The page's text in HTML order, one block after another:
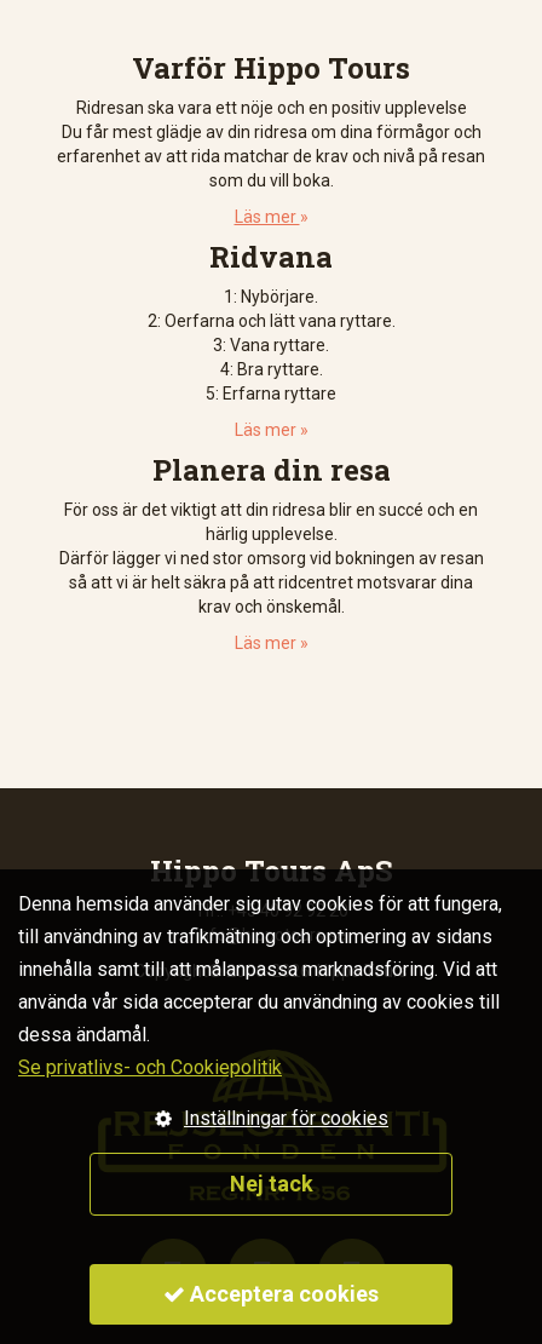
Varför Hippo Tours
Ridresan ska vara ett nöje och en positiv upplevelse
Du får mest glädje av din ridresa om dina förmågor och
erfarenhet av att rida matchar de krav och nivå på resan
som du vill boka.
Läs mer »
Ridvana
1: Nybörjare.
2: Oerfarna och lätt vana ryttare.
3: Vana ryttare.
4: Bra ryttare.
5: Erfarna ryttare
Läs mer »
Planera din resa
För oss är det viktigt att din ridresa blir en succé och en
härlig upplevelse.
Därför lägger vi ned stor omsorg vid bokningen av resan
så att vi är helt säkra på att ridcentret motsvarar dina
krav och önskemål.
Läs mer »
Hippo Tours ApS
Tlf.: +45 40 92 92 20
info@hippotours.se
Copyright© 2006-2026. Hippo Tours
  
Denna hemsida använder sig utav cookies för att fungera,
till användning av trafikmätning och optimering av sidans
innehålla samt till att målanpassa marknadsföring. Vid att
använda vår sida accepterar du användning av cookies till
dessa ändamål.
Se privatlivs- och Cookiepolitik
Inställningar för cookies
Nej tack
Acceptera cookies